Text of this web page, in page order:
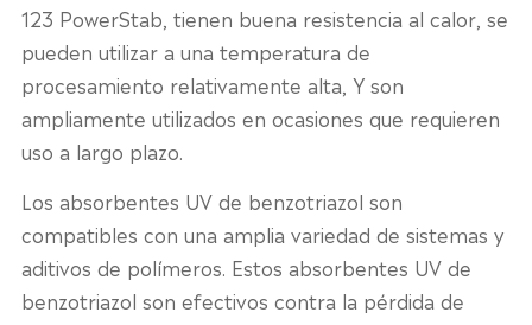
123 PowerStab, tienen buena resistencia al calor, se
pueden utilizar a una temperatura de
procesamiento relativamente alta, Y son
ampliamente utilizados en ocasiones que requieren
uso a largo plazo.
Los absorbentes UV de benzotriazol son
compatibles con una amplia variedad de sistemas y
aditivos de polímeros. Estos absorbentes UV de
benzotriazol son efectivos contra la pérdida de